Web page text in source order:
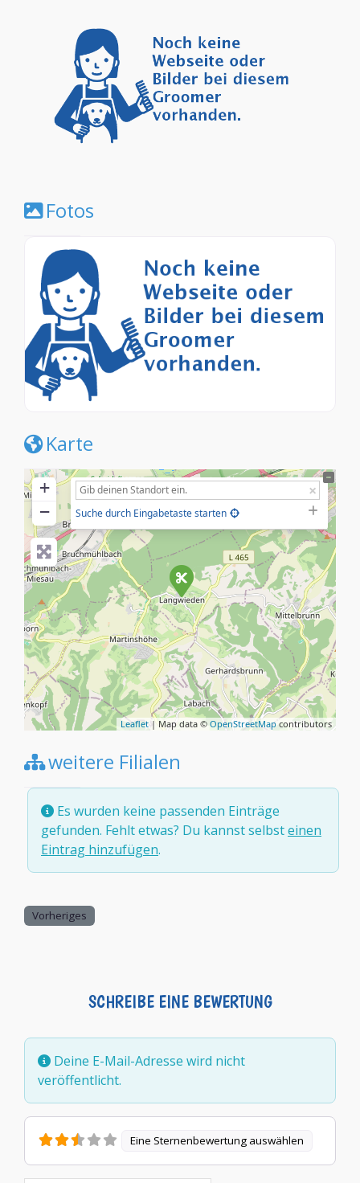
Fotos
Karte
+
−
Suche durch Eingabetaste starten
Leaflet | Map data © OpenStreetMap contributors
weitere Filialen
Es wurden keine passenden Einträge
gefunden. Fehlt etwas? Du kannst selbsteinen
Eintrag hinzufügen.
Vorheriges
SCHREIBE EINE BEWERTUNG
Deine E-Mail-Adresse wird nicht
veröffentlicht.
Eine Sternenbewertung auswählen